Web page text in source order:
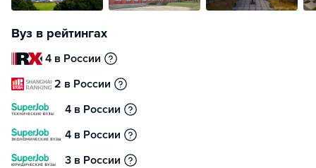
Вуз в рейтингах
4 в России
2 в России
4 в России
4 в России
3 в России